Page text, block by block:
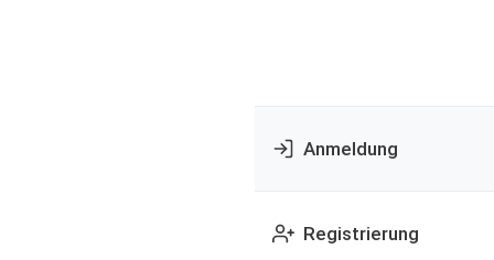
Anmeldung
Registrierung